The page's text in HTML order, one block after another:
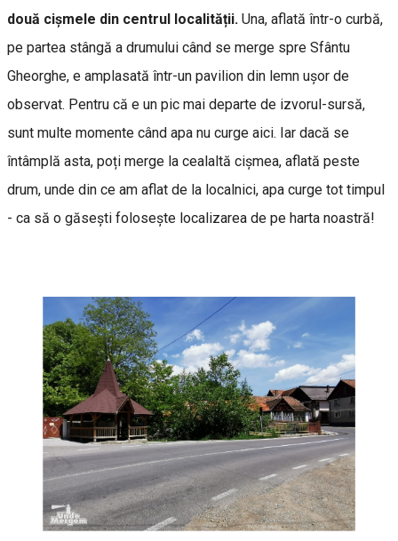
două cișmele din centrul localității. Una, aflată într-o curbă,
pe partea stângă a drumului când se merge spre Sfântu
Gheorghe, e amplasată într-un pavilion din lemn ușor de
observat. Pentru că e un pic mai departe de izvorul-sursă,
sunt multe momente când apa nu curge aici. Iar dacă se
întâmplă asta, poți merge la cealaltă cișmea, aflată peste
drum, unde din ce am aflat de la localnici, apa curge tot timpul
- ca să o găsești folosește localizarea de pe harta noastră!